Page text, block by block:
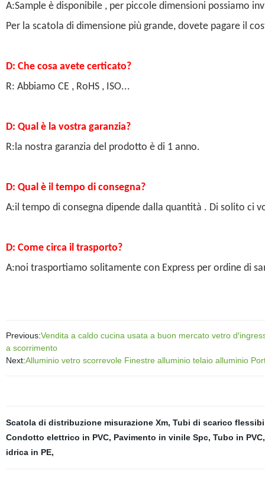
A:Sample è disponibile , per piccole dimensioni possiamo
Per la scatola di dimensione più grande, dovete pagare il
D: Che cosa avete certicato?
R: Abbiamo CE , RoHS , ISO...
D: Qual è la vostra garanzia?
R:la nostra garanzia del prodotto è di 1 anno.
D: Qual è il tempo di consegna?
A:il tempo di consegna dipende dalla quantità . Di solito ci
D: Come circa il trasporto?
A:noi trasportiamo solitamente con Express per ordine di
Previous:Vendita a caldo cucina usata a buon mercato vetro
a scorrimento
Next:Alluminio vetro scorrevole Finestre alluminio telaio alluminio
Scatola di distribuzione misurazione Xm, Tubi di scarico
Condotto elettrico in PVC, Pavimento in vinile Spc, Tubo in PVC
idrica in PE,